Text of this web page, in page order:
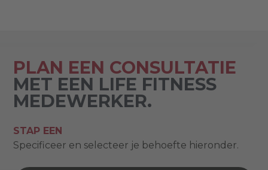
PLAN EEN CONSULTATIE
MET EEN LIFE FITNESS
MEDEWERKER.
STAP EEN
Specificeer en selecteer je behoefte hieronder.